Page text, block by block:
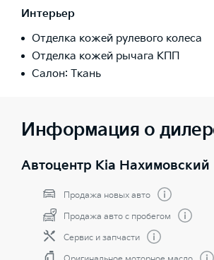
Интерьер
Отделка кожей рулевого колеса
Отделка кожей рычага КПП
Салон: Ткань
Информация о
Автоцентр Kia Нахимовский
Продажа новых авто
Продажа авто с пробегом
Сервис и запчасти